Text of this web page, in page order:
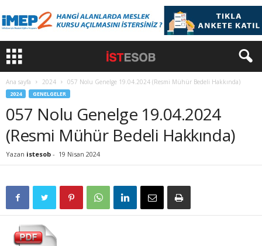
Ana sayfa 2024 057 Nolu Genelge 19.04.2024 (Resmi Mühür Bedeli Hakkında)
2024 GENELGELER
057 Nolu Genelge 19.04.2024
(Resmi Mühür Bedeli Hakkında)
Yazan istesob - 19 Nisan 2024